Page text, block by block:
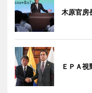
木原官房
ＥＰＡ視